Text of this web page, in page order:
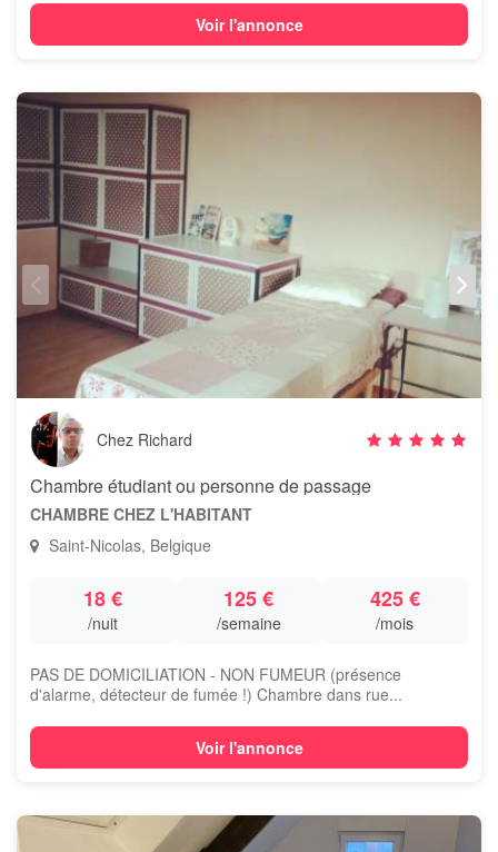
Voir l'annonce
Chez Richard
Chambre étudiant ou personne de passage
CHAMBRE CHEZ L'HABITANT
Saint-Nicolas, Belgique
18 €
/nuit
125 €
/semaine
425 €
/mois
PAS DE DOMICILIATION - NON FUMEUR (présence
d'alarme, détecteur de fumée !) Chambre dans rue...
Voir l'annonce